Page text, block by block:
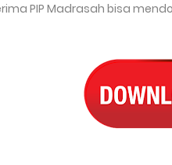
PIP Madrasah bisa